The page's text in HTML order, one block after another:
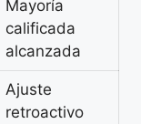
Mayoría
calificada
alcanzada
Ajuste
retroactivo